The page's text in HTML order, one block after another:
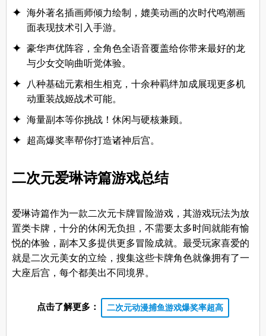
海外著名插画师倾力绘制，媲美动画的次时代鸣潮画
面表现技术引入手游。
豪华声优阵容，全角色全语音覆盖给你带来最好的龙
与少女交响曲听觉体验。
八种基础元素相生相克，十余种羁绊加成展现更多机
动重装战姬战术可能。
海量副本等你挑战！休闲与硬核兼顾。
超高爆奖率帮你打造诸神后宫。
二次元爱琳诗篇游戏总结
爱琳诗篇作为一款二次元卡牌冒险游戏，其游戏玩法为放
置类卡牌，十分的休闲无负担，不需要太多时间就能有愉
悦的体验，副本又多提供更多冒险成就。最受玩家喜爱的
就是二次元美女的立绘，搜集这些卡牌角色就像拥有了一
大座后宫，每个都美出不同境界。
点击了解更多： 二次元动漫捕鱼游戏爆奖率超高